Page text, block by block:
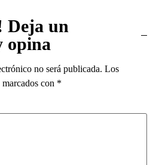
Deja un
opina
no será publicada. Los
con *